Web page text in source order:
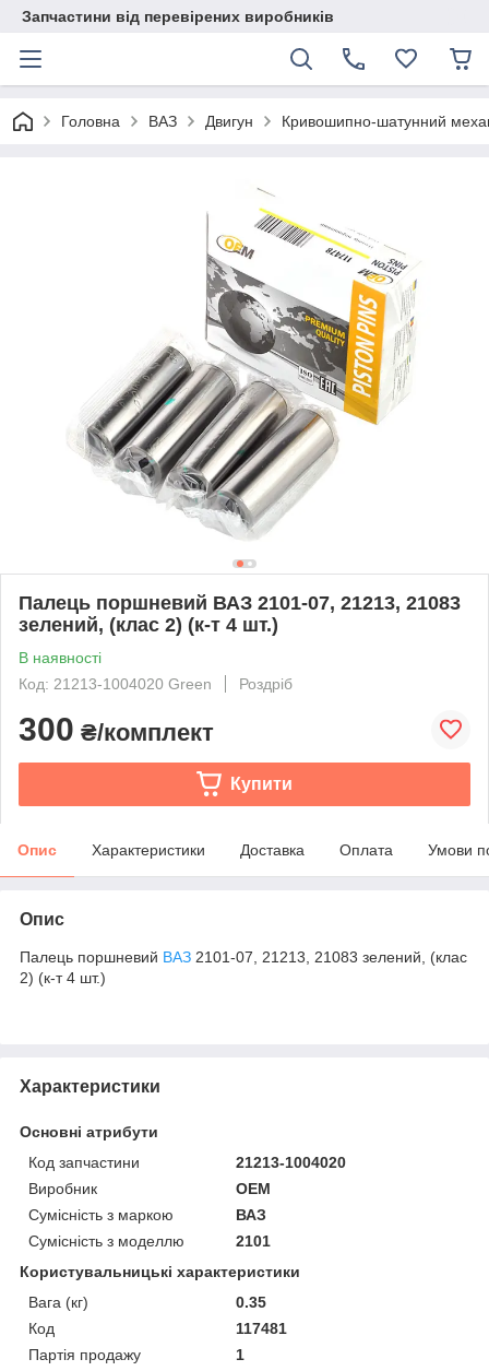
Запчастини від перевірених виробників
Головна ВАЗ Двигун Кривошипно-шатунний
Палець поршневий ВАЗ 2101-07, 21213, 21083
зелений, (клас 2) (к-т 4 шт.)
В наявності
Код: 21213-1004020 Green
Роздріб
300 ₴/комплект
Купити
Опис Характеристики Доставка Оплата Умови
Опис
Палець поршневий ВАЗ 2101-07, 21213, 21083 зелений, (клас
2) (к-т 4 шт.)
Характеристики
Основні атрибути
Код запчастини
21213-1004020
Виробник
OEM
Сумісність з маркою
ВАЗ
Сумісність з моделлю
2101
Користувальницькі характеристики
Вага (кг)
0.35
Код
117481
Партія продажу
1